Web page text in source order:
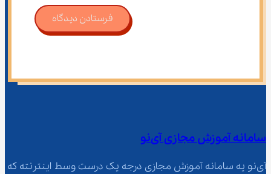
فرستادن دیدگاه
سامانه آموزش مجازی آی‌نو
آی‌نو یه سامانه آموزش مجازی درجه یک درست وسط اینترنته که